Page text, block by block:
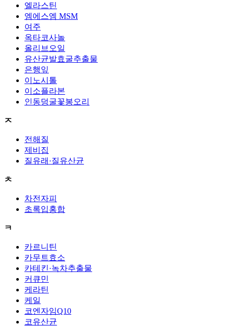
엘라스틴
엠에스엠 MSM
여주
옥타코사놀
올리브오일
유산균발효굴추출물
은행잎
이노시톨
이소플라본
인동덩굴꽃봉오리
ㅈ
전해질
제비집
질유래·질유산균
ㅊ
차전자피
초록입홍합
ㅋ
카르니틴
카무트효소
카테킨·녹차추출물
커큐민
케라틴
케일
코엔자임Q10
코유산균